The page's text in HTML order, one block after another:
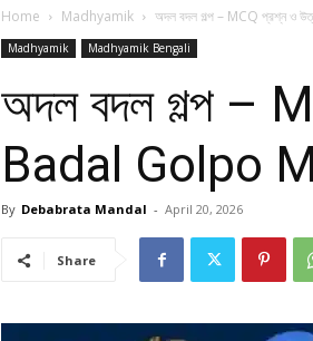
Home Madhyamik অদল বদল গল্প – MCQ প্রশ্ন
Madhyamik Madhyamik Bengali
অদল বদল গল্প –
Badal Golpo
By Debabrata Mandal - April 20, 2026
Share